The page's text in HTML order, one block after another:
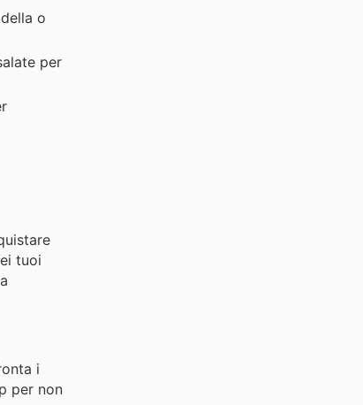
o
per
tuoi
i
per non